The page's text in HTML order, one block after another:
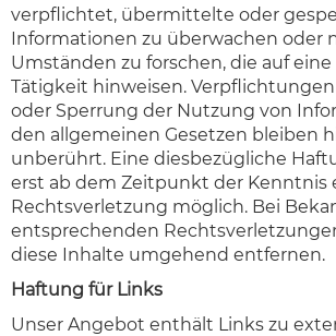
verpflichtet, übermittelte oder
Informationen zu überwachen oder
Umständen zu forschen, die auf
Tätigkeit hinweisen.
oder Sperrung der Nutzung von
den allgemeinen Gesetzen bleiben
unberührt. Eine diesbezügliche
erst ab dem Zeitpunkt der Kenntnis
Rechtsverletzung möglich. Bei
entsprechenden
diese Inhalte umgehend entfernen.
Haftung für Links
Unser Angebot enthält Links zu